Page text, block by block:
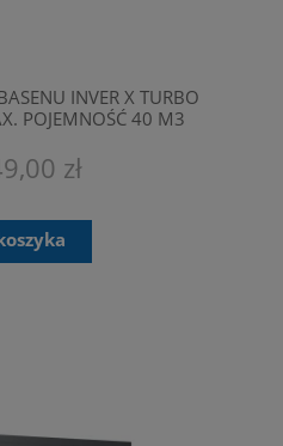
INVER X TURBO
POJEMNOŚĆ 40 M3
zł